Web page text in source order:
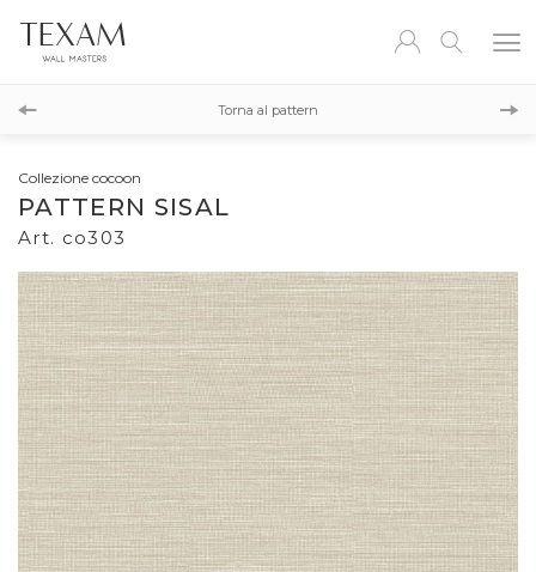
Torna al pattern
Collezione cocoon
PATTERN SISAL
Art. co303